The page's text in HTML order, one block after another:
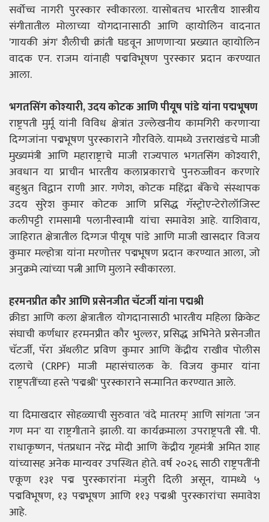
सर्वोच्च नागरी पुरस्कार स्वीकारला. यासोबतच भारतीय शास्त्रीय
संगीतातील मोलाच्या योगदानासाठी आणि व्हायोलिन वादनात
'गायकी अंग' शैलीची क्रांती घडवून आणणाऱ्या प्रख्यात व्हायोलिन
वादक एन. राजम यांनाही पद्मविभूषण पुरस्कार प्रदान करण्यात
आला.
भगतसिंग कोश्यारी, उदय कोटक आणि पीयूष पांडे यांना पद्मभूषण
राष्ट्रपती मुर्मू यांनी विविध क्षेत्रांत उल्लेखनीय कामगिरी करणाऱ्या
दिग्गजांना पद्मभूषण पुरस्काराने गौरविले. यामध्ये उत्तराखंडचे माजी
मुख्यमंत्री आणि महाराष्ट्राचे माजी राज्यपाल भगतसिंग कोश्यारी,
अवधान या प्राचीन भारतीय कलाप्रकाराचे पुनरुज्जीवन करणारे
बहुश्रुत विद्वान राणी आर. गणेश, कोटक महिंद्रा बँकेचे संस्थापक
उदय सुरेश कुमार कोटक आणि प्रसिद्ध गॅस्ट्रोएन्टेरोलॉजिस्ट
कलीपट्टी रामसामी पलानीस्वामी यांचा समावेश आहे. याशिवाय,
जाहिरात क्षेत्रातील दिग्गज पीयूष पांडे आणि माजी खासदार विजय
कुमार मल्होत्रा यांना मरणोत्तर पद्मभूषण प्रदान करण्यात आला, जो
अनुक्रमे त्यांच्या पत्नी आणि मुलाने स्वीकारला.
हरमनप्रीत कौर आणि प्रसेनजीत चॅटर्जी यांना पद्मश्री
क्रीडा आणि कला क्षेत्रातील योगदानासाठी भारतीय महिला क्रिकेट
संघाची कर्णधार हरमनप्रीत कौर भुल्लर, प्रसिद्ध अभिनेते प्रसेनजीत
चॅटर्जी, पॅरा ॲथलीट प्रविण कुमार आणि केंद्रीय राखीव पोलीस
दलाचे (CRPF) माजी महासंचालक के. विजय कुमार यांना
राष्ट्रपतींच्या हस्ते 'पद्मश्री' पुरस्काराने सन्मानित करण्यात आले.
या दिमाखदार सोहळ्याची सुरुवात 'वंदे मातरम्' आणि सांगता 'जन
गण मन' या राष्ट्रगीताने झाली. या कार्यक्रमाला उपराष्ट्रपती सी. पी.
राधाकृष्णन, पंतप्रधान नरेंद्र मोदी आणि केंद्रीय गृहमंत्री अमित शाह
यांच्यासह अनेक मान्यवर उपस्थित होते. वर्ष २०२६ साठी राष्ट्रपतींनी
एकूण १३१ पद्म पुरस्कारांना मंजुरी दिली असून, यामध्ये ५
पद्मविभूषण, १३ पद्मभूषण आणि ११३ पद्मश्री पुरस्कारांचा समावेश
आहे.